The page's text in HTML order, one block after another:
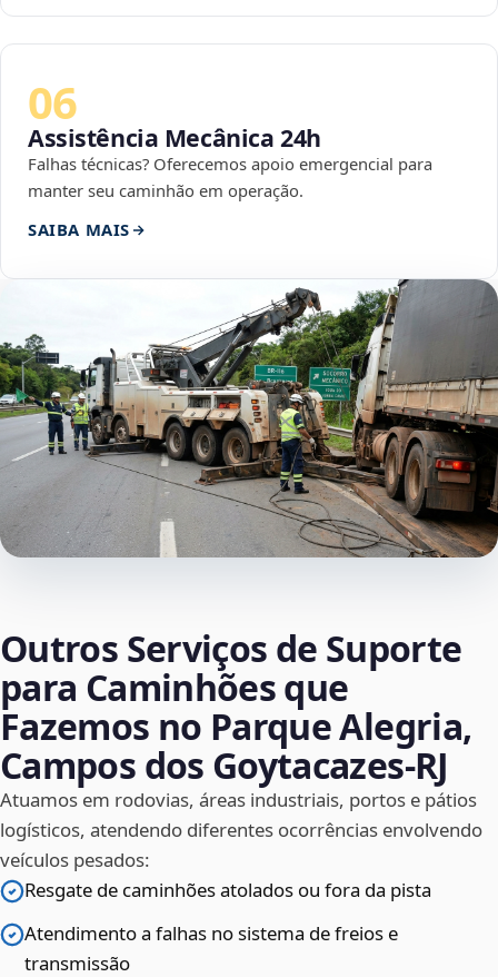
06
Assistência Mecânica 24h
Falhas técnicas? Oferecemos apoio emergencial para
manter seu caminhão em operação.
SAIBA MAIS
Outros Serviços de Suporte
para Caminhões que
Fazemos no Parque Alegria,
Campos dos Goytacazes‑RJ
Atuamos em rodovias, áreas industriais, portos e pátios
logísticos, atendendo diferentes ocorrências envolvendo
veículos pesados:
Resgate de caminhões atolados ou fora da pista
Atendimento a falhas no sistema de freios e
transmissão